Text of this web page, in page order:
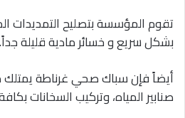
تقوم المؤسسة بتصليح التمديدات
بشكل سريع و خسائر مادية قليلة جداً.
أيضاً فإن سباك صحي غرناطة يمتلك
صنابير المياه، وتركيب السخانات